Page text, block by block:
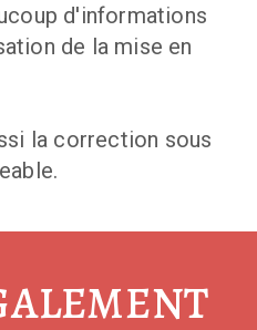
d'informations
de la mise en
la correction sous